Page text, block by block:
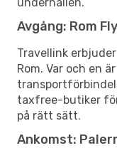
Avgång: Rom
Travellink
Rom. Var och en
taxfree-butiker
på rätt sätt.
Ankomst: